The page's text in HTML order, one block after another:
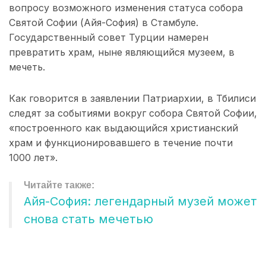
вопросу возможного изменения статуса собора
Святой Софии (Айя-София) в Стамбуле.
Государственный совет Турции намерен
превратить храм, ныне являющийся музеем, в
мечеть.
Как говорится в заявлении Патриархии, в Тбилиси
следят за событиями вокруг собора Святой Софии,
«построенного как выдающийся христианский
храм и функционировавшего в течение почти
1000 лет».
Айя-София: легендарный музей может
снова стать мечетью